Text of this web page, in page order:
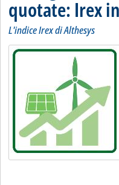
quotate: Irex
L'indice Irex di Althesys